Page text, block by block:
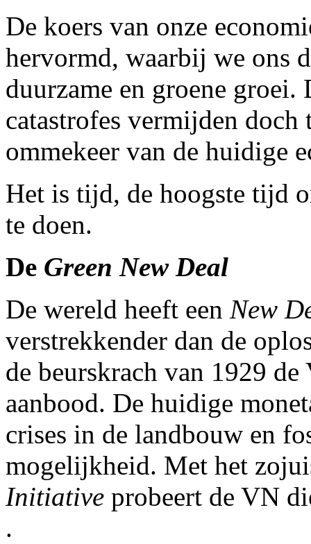
De koers van onze
hervormd, waarbij we ons
duurzame en groene
catastrofes vermijden
ommekeer van de huidige
Het is tijd, de hoogste tijd
te doen.
De Green New Deal
De wereld heeft een New
verstrekkender dan de
de beurskrach van 1929 de
aanbood. De huidige
crises in de landbouw en
mogelijkheid. Met het
Initiative probeert de VN
.